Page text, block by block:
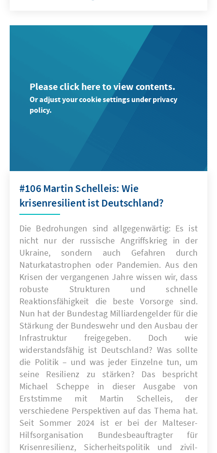
Please click here to view contents.
Or adjust your cookie settings under privacy
policy.
#106 Martin Schelleis: Wie
krisenresilient ist Deutschland?
Die Bedrohungen sind allgegenwärtig: Es ist
nicht nur der russische Angriffskrieg in der
Ukraine, sondern auch Gefahren durch
Naturkatastrophen oder Pandemien. Aus den
Krisen der vergangenen Jahre wissen wir, dass
robuste Strukturen und schnelle
Reaktionsfähigkeit die beste Vorsorge sind.
Nun hat der Bundestag Milliardengelder für die
Stärkung der Bundeswehr und den Ausbau der
Infrastruktur freigegeben. Doch wie
widerstandsfähig ist Deutschland? Was sollte
die Politik – und was jeder Einzelne tun, um
seine Resilienz zu stärken? Das bespricht
Michael Scheppe in dieser Ausgabe von
Erststimme mit Martin Schelleis, der
verschiedene Perspektiven auf das Thema hat.
Seit Sommer 2024 ist er bei der Malteser-
Hilfsorganisation Bundesbeauftragter für
Krisenresilienz, Sicherheitspolitik und zivil-